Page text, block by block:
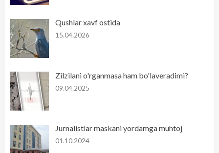
Qushlar xavf ostida
15.04.2026
Zilzilani o'rganmasa ham bo'laveradimi?
09.04.2025
Jurnalistlar maskani yordamga muhtoj
01.10.2024